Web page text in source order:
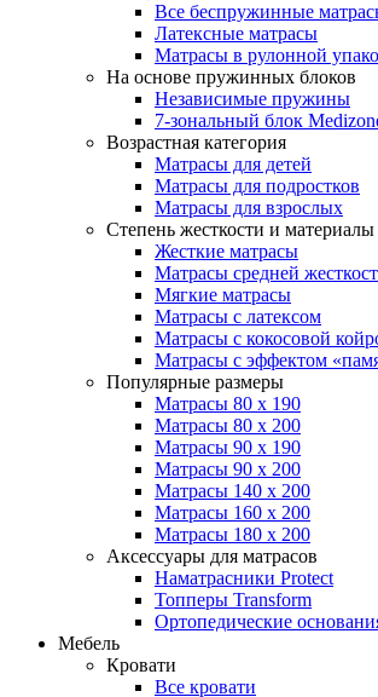
Все беспружинные
Латексные матрасы
Матрасы в рулонной
На основе пружинных блоков
Независимые пружины
7-зональный блок
Возрастная категория
Матрасы для детей
Матрасы для подростков
Матрасы для взрослых
Степень жесткости и материалы
Жесткие матрасы
Матрасы средней
Мягкие матрасы
Матрасы с латексом
Матрасы с кокосовой
Матрасы с эффектом
Популярные размеры
Матрасы 80 x 190
Матрасы 80 x 200
Матрасы 90 x 190
Матрасы 90 x 200
Матрасы 140 x 200
Матрасы 160 x 200
Матрасы 180 x 200
Аксессуары для матрасов
Наматрасники Protect
Топперы Transform
Ортопедические
Мебель
Кровати
Все кровати